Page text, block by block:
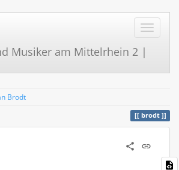
Musiker am Mittelrhein 2 |
Brodt
brodt